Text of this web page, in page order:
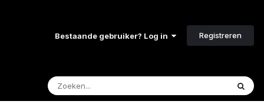
Bestaande gebruiker? Log in Registreren